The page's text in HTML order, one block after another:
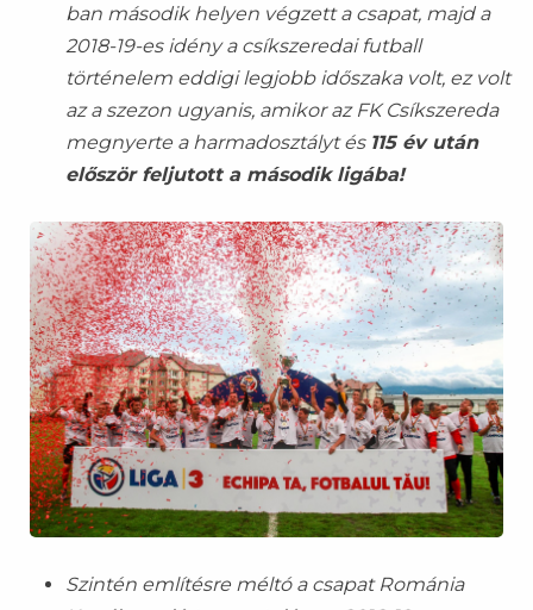
ban második helyen végzett a csapat, majd a
2018-19-es idény a csíkszeredai futball
történelem eddigi legjobb időszaka volt, ez volt
az a szezon ugyanis, amikor az FK Csíkszereda
megnyerte a harmadosztályt és 115 év után
először feljutott a második ligába!
Szintén említésre méltó a csapat Románia